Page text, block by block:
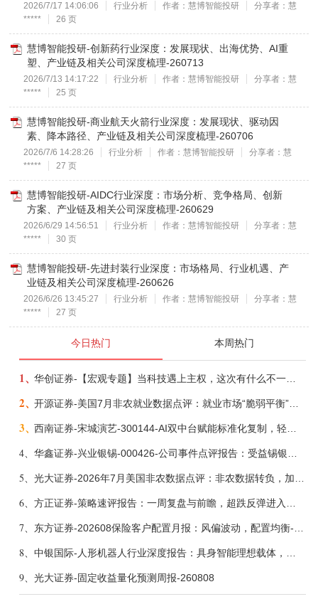
2026/7/17 14:06:06 行业分析 作者：慧博智能投研
分享者：慧
*****
26 页
慧博智能投研-创新药行业深度：发展现状、出海优势、AI重
塑、产业链及相关公司深度梳理-260713
2026/7/13 14:17:22 行业分析 作者：慧博智能投研
分享者：慧
*****
25 页
慧博智能投研-商业航天火箭行业深度：发展现状、驱动因
素、降本路径、产业链及相关公司深度梳理-260706
2026/7/6 14:28:26 行业分析 作者：慧博智能投研
分享者：慧
*****
27 页
慧博智能投研-AIDC行业深度：市场分析、竞争格局、创新
方案、产业链及相关公司深度梳理-260629
2026/6/29 14:56:51 行业分析 作者：慧博智能投研
分享者：慧
*****
30 页
慧博智能投研-先进封装行业深度：市场格局、行业机遇、产
业链及相关公司深度梳理-260626
2026/6/26 13:45:27 行业分析 作者：慧博智能投研
分享者：慧
*****
27 页
今日热门 本周热门
1、 华创证券-【宏观专题】当科技遇上主权，这次有什么不一样？——海外科技思辨系列五-260808
2、 开源证券-美国7月非农就业数据点评：就业市场“脆弱平衡”，美联储加息动力并不高-260808
3、
4、
5、
6、
7、
8、
9、 光大证券-固定收益量化预测周报-260808